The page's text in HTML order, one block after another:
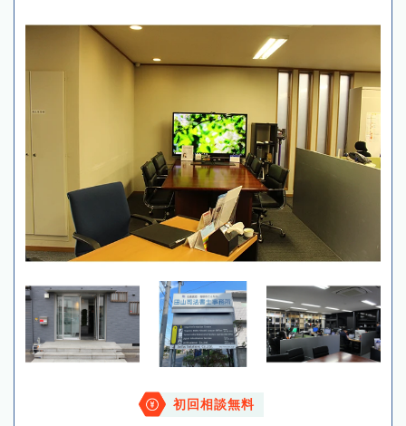
初回相談無料